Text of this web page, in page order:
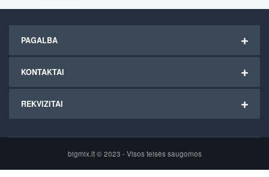
PAGALBA
KONTAKTAI
REKVIZITAI
bigmix.lt © 2023 - Visos teisės saugomos